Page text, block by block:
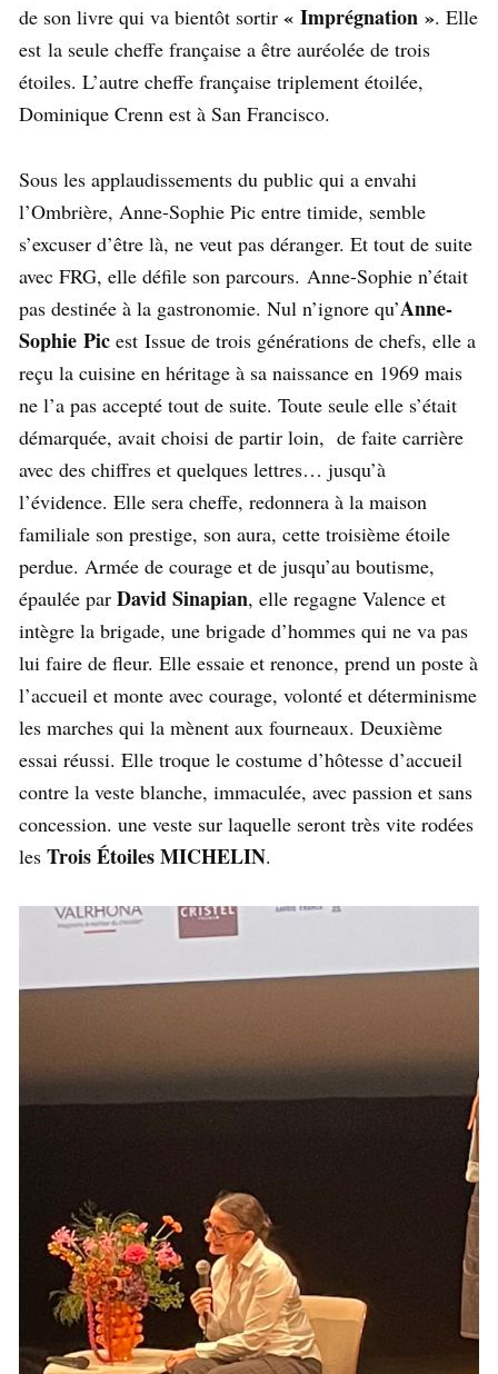
de son livre qui va bientôt sortir « Imprégnation ». Elle
est la seule cheffe française a être auréolée de trois
étoiles. L’autre cheffe française triplement étoilée,
Dominique Crenn est à San Francisco.
Sous les applaudissements du public qui a envahi
l’Ombrière, Anne-Sophie Pic entre timide, semble
s’excuser d’être là, ne veut pas déranger. Et tout de suite
avec FRG, elle défile son parcours. Anne-Sophie n’était
pas destinée à la gastronomie. Nul n’ignore qu’Anne-
Sophie Pic est Issue de trois générations de chefs, elle a
reçu la cuisine en héritage à sa naissance en 1969 mais
ne l’a pas accepté tout de suite. Toute seule elle s’était
démarquée, avait choisi de partir loin, de faite carrière
avec des chiffres et quelques lettres… jusqu’à
l’évidence. Elle sera cheffe, redonnera à la maison
familiale son prestige, son aura, cette troisième étoile
perdue. Armée de courage et de jusqu’au boutisme,
épaulée par David Sinapian, elle regagne Valence et
intègre la brigade, une brigade d’hommes qui ne va pas
lui faire de fleur. Elle essaie et renonce, prend un poste à
l’accueil et monte avec courage, volonté et déterminisme
les marches qui la mènent aux fourneaux. Deuxième
essai réussi. Elle troque le costume d’hôtesse d’accueil
contre la veste blanche, immaculée, avec passion et sans
concession. une veste sur laquelle seront très vite rodées
les Trois Étoiles MICHELIN.